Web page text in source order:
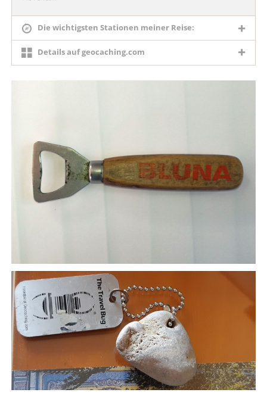
Die wichtigsten Stationen meiner Reise:
Details auf geocaching.com